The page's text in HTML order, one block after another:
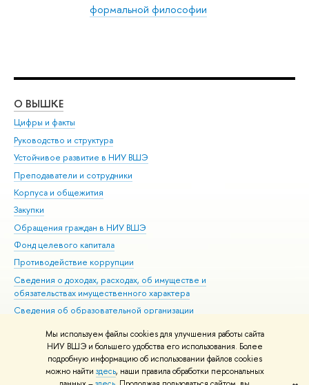
Мы используем файлы cookies для улучшения работы сайта
НИУ ВШЭ и большего удобства его использования. Более
подробную информацию об использовании файлов cookies
можно найти здесь, наши правила обработки персональных
формальной философии
О ВЫШКЕ
Цифры и факты
Руководство и структура
Устойчивое развитие в НИУ ВШЭ
Преподаватели и сотрудники
Корпуса и общежития
Закупки
Обращения граждан в НИУ ВШЭ
Фонд целевого капитала
Противодействие коррупции
Сведения о доходах, расходах, об имуществе и
обязательствах имущественного характера
Сведения об образовательной организации
Людям с ограниченными возможностями здоровья
Единая платежная страница
Работа в Вышке